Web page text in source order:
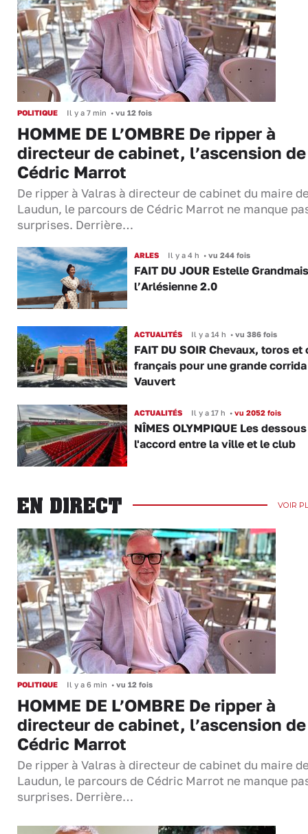
POLITIQUE Il y a 7 min • vu 12 fois
HOMME DE L’OMBRE De ripper à
directeur de cabinet, l’ascension de
Cédric Marrot
De ripper à Valras à directeur de cabinet du maire
Laudun, le parcours de Cédric Marrot ne manque
surprises. Derrière…
ARLES Il y a 4 h •vu 244 fois
FAIT DU JOUR Estelle
l’Arlésienne 2.0
ACTUALITÉS Il y a 14 h •vu 386 fois
FAIT DU SOIR Chevaux, toros et
français pour une grande corrida
Vauvert
ACTUALITÉS Il y a 17 h •vu 2052 fois
NÎMES OLYMPIQUE Les
l'accord entre la ville et le club
EN DIRECT VOIR
POLITIQUE Il y a 6 min • vu 12 fois
HOMME DE L’OMBRE De ripper à
directeur de cabinet, l’ascension de
Cédric Marrot
De ripper à Valras à directeur de cabinet du maire
Laudun, le parcours de Cédric Marrot ne manque
surprises. Derrière…